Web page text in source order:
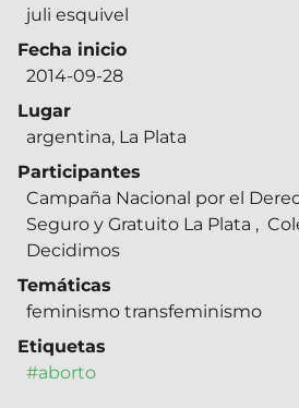
juli esquivel
Fecha inicio
2014-09-28
Lugar
argentina, La Plata
Participantes
Campaña Nacional por el
Seguro y Gratuito La Plata ,
Decidimos
Temáticas
feminismo transfeminismo
Etiquetas
#aborto